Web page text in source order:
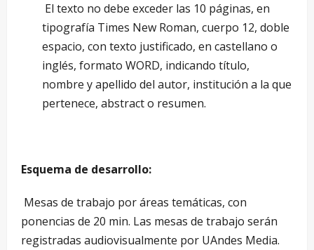
El texto no debe exceder las 10 páginas, en
tipografía Times New Roman, cuerpo 12, doble
espacio, con texto justificado, en castellano o
inglés, formato WORD, indicando título,
nombre y apellido del autor, institución a la que
pertenece, abstract o resumen.
Esquema de desarrollo:
Mesas de trabajo por áreas temáticas, con
ponencias de 20 min. Las mesas de trabajo serán
registradas audiovisualmente por UAndes Media.